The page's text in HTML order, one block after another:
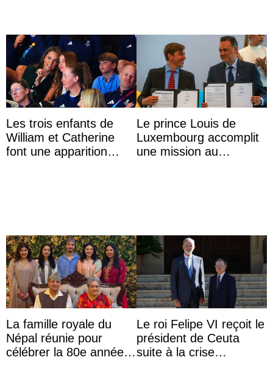
Les trois enfants de
William et Catherine
font une apparition
Le prince Louis de
Luxembourg accomplit
une mission au
La famille royale du
Népal réunie pour
célébrer la 80e année
Le roi Felipe VI reçoit le
président de Ceuta
suite à la crise